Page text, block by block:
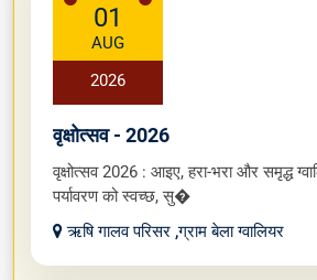
01
AUG
2026
वृक्षोत्सव - 2026
वृक्षोत्सव 2026 : आइए, हरा-भरा और समृद्ध
पर्यावरण को स्वच्छ, सु�
ऋषि गालव परिसर ,ग्राम बेला ग्वालियर